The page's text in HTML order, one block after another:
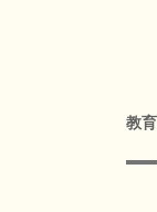
教育